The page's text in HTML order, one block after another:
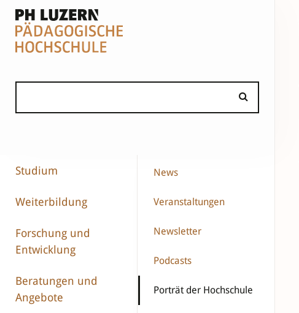
Studium
Weiterbildung
Forschung und
Entwicklung
Beratungen und
Angebote
News
Veranstaltungen
Newsletter
Podcasts
Porträt der Hochschule